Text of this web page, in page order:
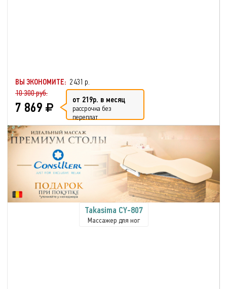
ВЫ ЭКОНОМИТЕ: 2 431 р.
10 300 руб.
7 869 от 219р. в месяц
рассрочка без
переплат
Takasima CY-807
Массажер для ног